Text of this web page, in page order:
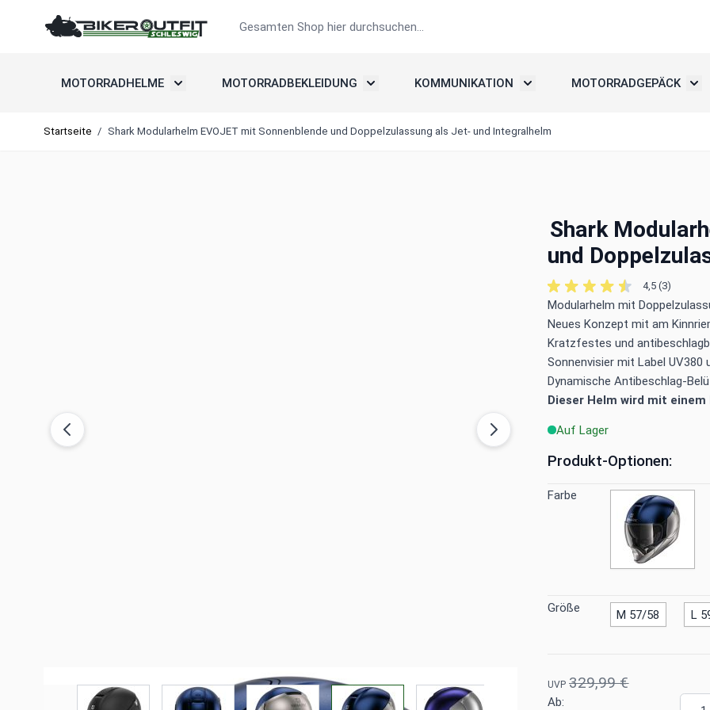
MOTORRADHELME
Untermenü umschalten: Motorradhelme
MOTORRADBEKLEIDUNG
Untermenü umschalten: Motorradbekleidung
KOMMUNIKATION
Untermenü umschalten:
MOTORRADGEPÄCK
Startseite / Shark Modularhelm EVOJET mit Sonnenblende und Doppelzulassung als Jet- und Integralhelm
Shark
und
View larger imageView larger imageView larger imageView larger imageView larger image View larger image View larger
4,5 (3)
Modularhelm mit
Neues Konzept mit am
Kratzfestes und
Sonnenvisier mit Label
Dynamische Antibeschlag-
Dieser Helm wird mit
Auf Lager
Produkt-Optionen:
Farbe
Größe M 57/58 L
UVP 329,99 €
Ab: